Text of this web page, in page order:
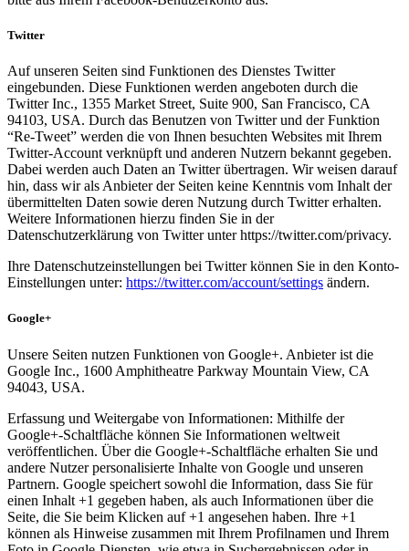
Twitter
Auf unseren Seiten sind Funktionen des Dienstes Twitter
eingebunden. Diese Funktionen werden angeboten durch die
Twitter Inc., 1355 Market Street, Suite 900, San Francisco, CA
94103, USA. Durch das Benutzen von Twitter und der Funktion
“Re-Tweet” werden die von Ihnen besuchten Websites mit Ihrem
Twitter-Account verknüpft und anderen Nutzern bekannt gegeben.
Dabei werden auch Daten an Twitter übertragen. Wir weisen darauf
hin, dass wir als Anbieter der Seiten keine Kenntnis vom Inhalt der
übermittelten Daten sowie deren Nutzung durch Twitter erhalten.
Weitere Informationen hierzu finden Sie in der
Datenschutzerklärung von Twitter unter https://twitter.com/privacy.
Ihre Datenschutzeinstellungen bei Twitter können Sie in den Konto-
Einstellungen unter: https://twitter.com/account/settings ändern.
Google+
Unsere Seiten nutzen Funktionen von Google+. Anbieter ist die
Google Inc., 1600 Amphitheatre Parkway Mountain View, CA
94043, USA.
Erfassung und Weitergabe von Informationen: Mithilfe der
Google+-Schaltfläche können Sie Informationen weltweit
veröffentlichen. Über die Google+-Schaltfläche erhalten Sie und
andere Nutzer personalisierte Inhalte von Google und unseren
Partnern. Google speichert sowohl die Information, dass Sie für
einen Inhalt +1 gegeben haben, als auch Informationen über die
Seite, die Sie beim Klicken auf +1 angesehen haben. Ihre +1
können als Hinweise zusammen mit Ihrem Profilnamen und Ihrem